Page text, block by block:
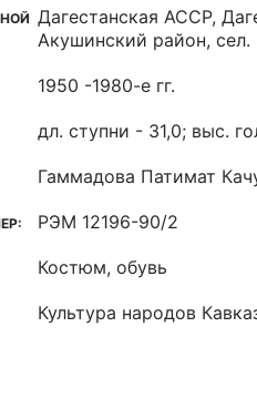
Дагестанская ACCP,
Акушинский район, сел.
1950 -1980-е гг.
дл. ступни - 31,0; выс.
Гаммадова Патимат
РЭМ 12196-90/2
Костюм, обувь
Культура народов